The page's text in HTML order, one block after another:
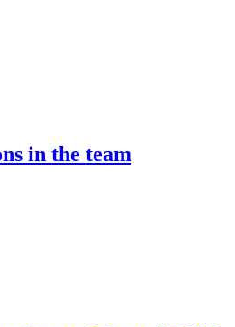
in the team